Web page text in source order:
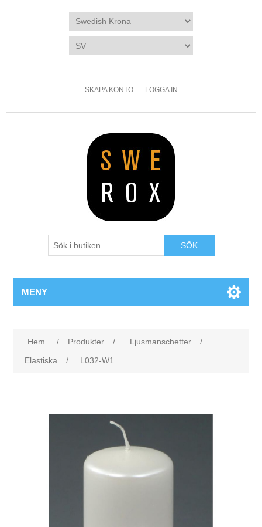
SKAPA KONTO LOGGA IN
SÖK
MENY
Hem / Produkter / Ljusmanschetter
/
Elastiska
/ L032-W1